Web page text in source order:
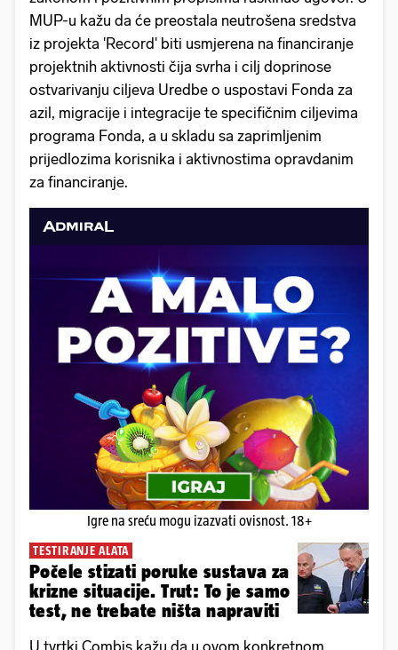
MUP-u kažu da će preostala neutrošena sredstva
iz projekta 'Record' biti usmjerena na financiranje
projektnih aktivnosti čija svrha i cilj doprinose
ostvarivanju ciljeva Uredbe o uspostavi Fonda za
azil, migracije i integracije te specifičnim ciljevima
programa Fonda, a u skladu sa zaprimljenim
prijedlozima korisnika i aktivnostima opravdanim
za financiranje.
Igre na sreću mogu izazvati ovisnost. 18+
TESTIRANJE ALATA
Počele stizati poruke sustava za
krizne situacije. Trut: To je samo
test, ne trebate ništa napraviti